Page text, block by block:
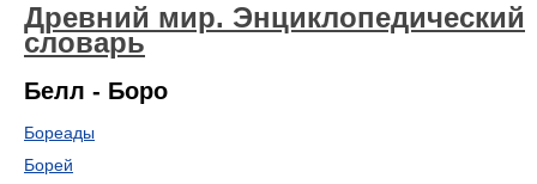
Древний мир. Энциклопедический
словарь
Белл - Боро
Бореады
Борей